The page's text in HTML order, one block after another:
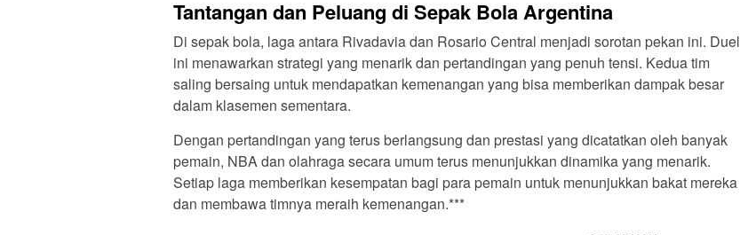
Tantangan dan Peluang di Sepak Bola Argentina
Di sepak bola, laga antara Rivadavia dan Rosario Central menjadi sorotan pekan ini. Duel
ini menawarkan strategi yang menarik dan pertandingan yang penuh tensi. Kedua tim
saling bersaing untuk mendapatkan kemenangan yang bisa memberikan dampak besar
dalam klasemen sementara.
Dengan pertandingan yang terus berlangsung dan prestasi yang dicatatkan oleh banyak
pemain, NBA dan olahraga secara umum terus menunjukkan dinamika yang menarik.
Setiap laga memberikan kesempatan bagi para pemain untuk menunjukkan bakat mereka
dan membawa timnya meraih kemenangan.***